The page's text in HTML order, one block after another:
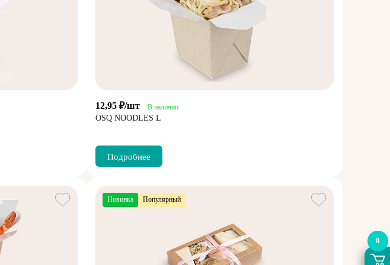
12,95 ₽/шт В наличии
OSQ NOODLES L
Подробнее
Новинка Популярный
0